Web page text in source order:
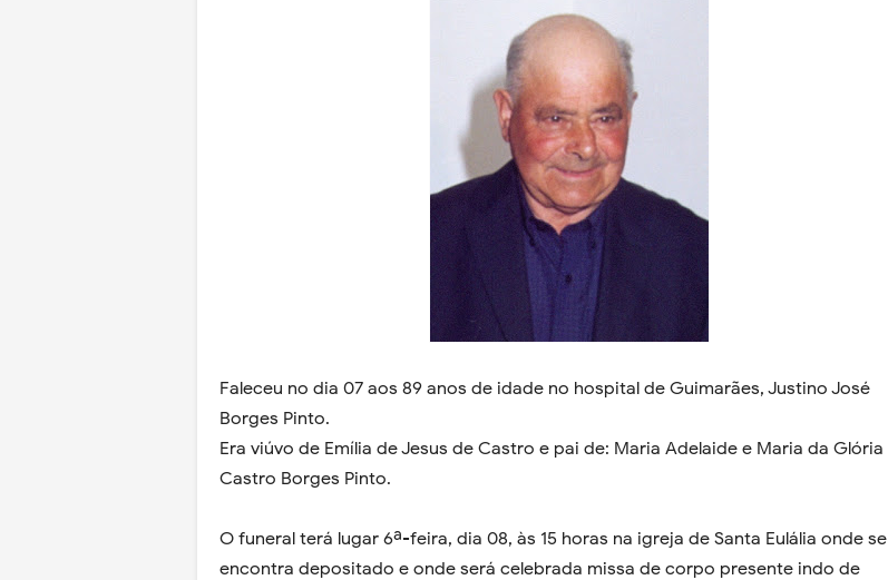
Faleceu no dia 07 aos 89 anos de idade no hospital de Guimarães, Justino José
Borges Pinto.
Era viúvo de Emília de Jesus de Castro e pai de: Maria Adelaide e Maria da Glória
Castro Borges Pinto.
O funeral terá lugar 6ª-feira, dia 08, às 15 horas na igreja de Santa Eulália onde se
encontra depositado e onde será celebrada missa de corpo presente indo de